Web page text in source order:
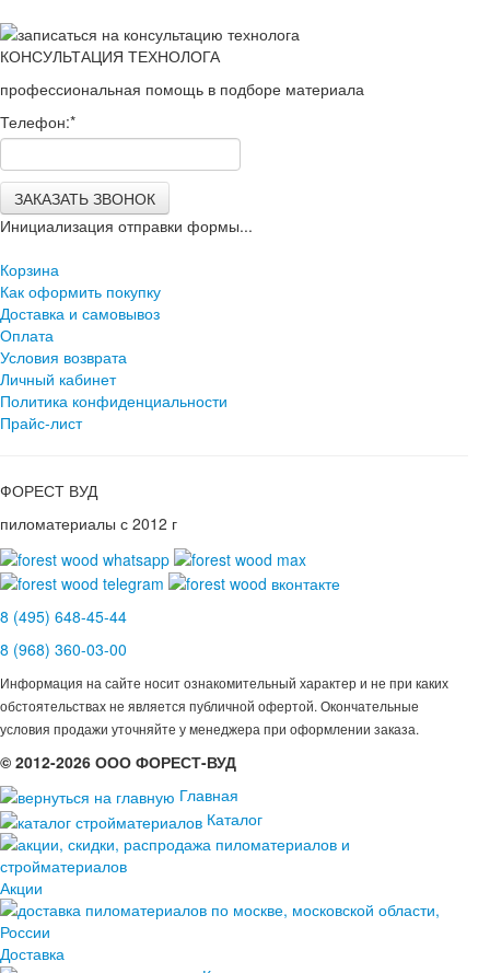
КОНСУЛЬТАЦИЯ ТЕХНОЛОГА
профессиональная помощь в подборе материала
Телефон:*
ЗАКАЗАТЬ ЗВОНОК
Инициализация отправки формы...
Корзина
Как оформить покупку
Доставка и самовывоз
Оплата
Условия возврата
Личный кабинет
Политика конфиденциальности
Прайс-лист
ФОРЕСТ ВУД
пиломатериалы с 2012 г
8 (495) 648-45-44
8 (968) 360-03-00
Информация на сайте носит ознакомительный характер и не при каких
обстоятельствах не является публичной офертой. Окончательные
условия продажи уточняйте у менеджера при оформлении заказа.
© 2012-2026 ООО ФОРЕСТ-ВУД
Главная
Каталог
Акции
Доставка